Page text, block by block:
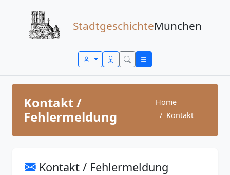
StadtgeschichteMünchen
Kontakt /
Fehlermeldung
Home
Kontakt
Kontakt / Fehlermeldung